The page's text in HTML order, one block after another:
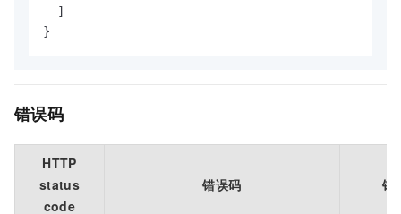
]
}
错误码
HTTP
status
code
错误码 错